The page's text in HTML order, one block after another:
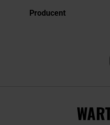
Producent